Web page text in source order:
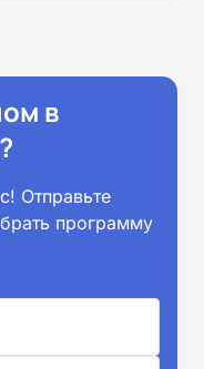
в
Отправьте
программу